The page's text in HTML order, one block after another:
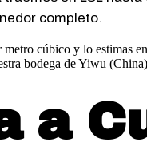
completo.
cúbico y lo estimas
bodega de Yiwu
a